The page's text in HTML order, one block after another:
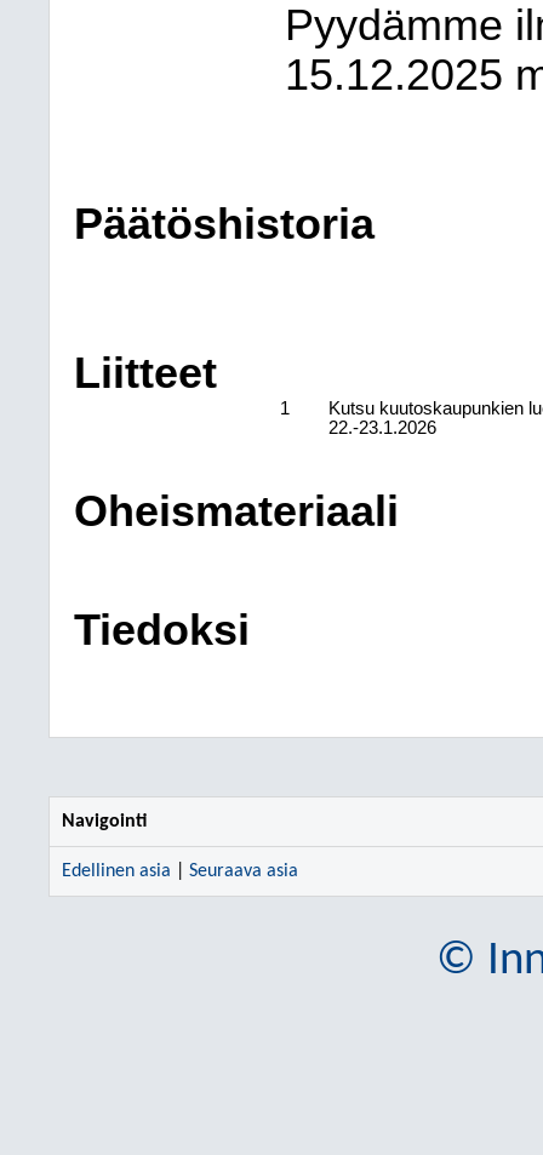
Pyydämme
15.12.2025
Päätöshistoria
Liitteet
1
Kutsu kuutoskaupunkien
22.-23.1.2026
Oheismateriaali
Tiedoksi
Navigointi
Edellinen asia Seuraava asia
©